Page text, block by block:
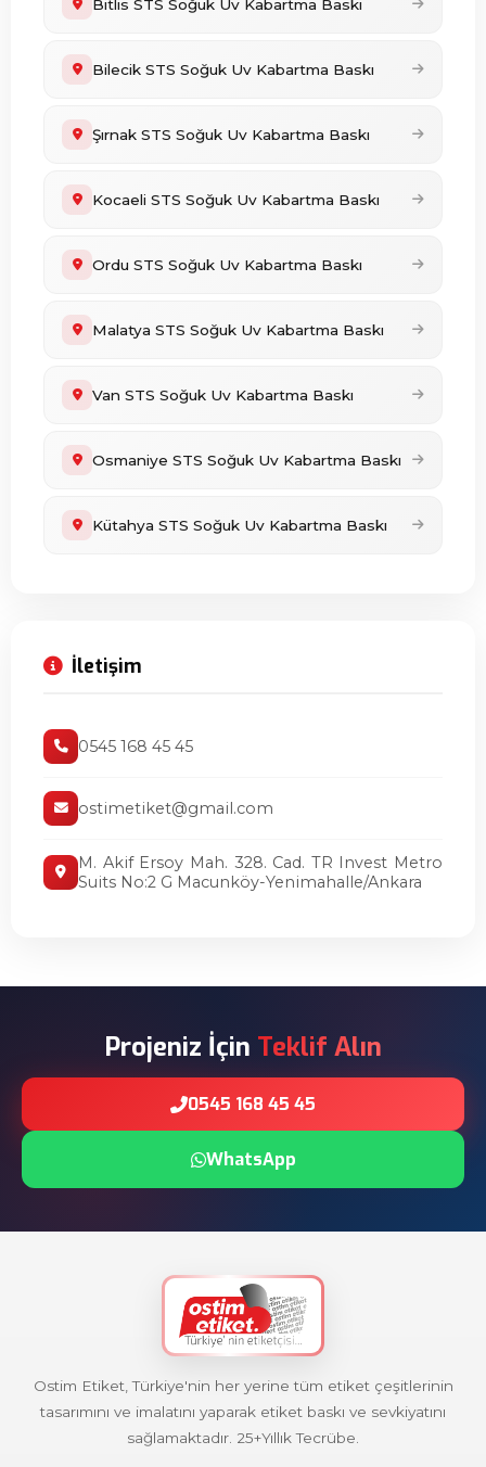
Bitlis STS Soğuk Uv Kabartma Baskı
Bilecik STS Soğuk Uv Kabartma Baskı
Şırnak STS Soğuk Uv Kabartma Baskı
Kocaeli STS Soğuk Uv Kabartma Baskı
Ordu STS Soğuk Uv Kabartma Baskı
Malatya STS Soğuk Uv Kabartma Baskı
Van STS Soğuk Uv Kabartma Baskı
Osmaniye STS Soğuk Uv Kabartma Baskı
Kütahya STS Soğuk Uv Kabartma Baskı
İletişim
0545 168 45 45
ostimetiket@gmail.com
M. Akif Ersoy Mah. 328. Cad. TR Invest Metro
Suits No:2 G Macunköy-Yenimahalle/Ankara
Projeniz İçin Teklif Alın
0545 168 45 45
WhatsApp
Ostim Etiket, Türkiye'nin her yerine tüm etiket çeşitlerinin
tasarımını ve imalatını yaparak etiket baskı ve sevkiyatını
sağlamaktadır. 25+Yıllık Tecrübe.